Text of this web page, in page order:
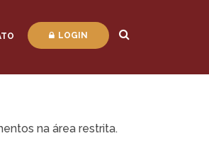
LOGIN
na área restrita.